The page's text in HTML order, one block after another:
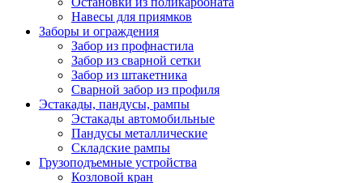
Навесы для приямков
Заборы и ограждения
Забор из профнастила
Забор из сварной сетки
Забор из штакетника
Сварной забор из профиля
Эстакады, пандусы, рампы
Эстакады автомобильные
Пандусы металлические
Складские рампы
Грузоподъемные устройства
Козловой кран